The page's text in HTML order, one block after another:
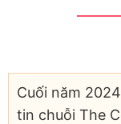
Cuối năm
tin chuỗi The